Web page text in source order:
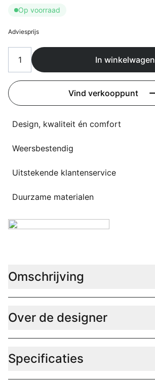
Flagship stores
Contact
3D modellen
Support
Nieuws
Events
Werken bij
Over ons
Op voorraad
Adviesprijs
In winkelwagen
Vind verkooppunt
Design, kwaliteit én comfort
Weersbestendig
Uitstekende klantenservice
Duurzame materialen
Omschrijving
Over de designer
Specificaties